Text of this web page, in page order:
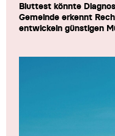
Bluttest könnte
Gemeinde erkennt
entwickeln günstigen